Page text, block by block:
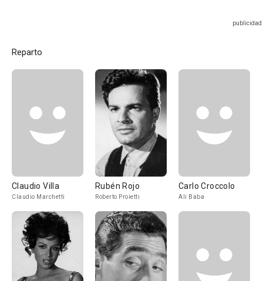
Reparto
Claudio Villa
Claudio Marchetti
Rubén Rojo
Roberto Proietti
Carlo Croccolo
Ali Baba